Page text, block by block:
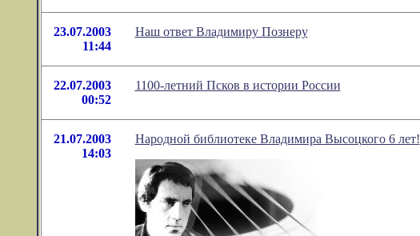
23.07.2003
11:44
Наш ответ Владимиру Познеру
22.07.2003
00:52
1100-летний Псков в истории России
21.07.2003
14:03
Народной библиотекe Владимира Высоцкого 6 лет!